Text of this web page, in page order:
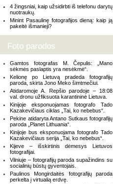
4 žingsniai, kaip užsidirbti iš telefonu darytų
nuotraukų.
Minint Pasaulinę fotografijos dieną: kaip ją
pakeitė išmanieji?
Foto parodos
Gamtos fotografas M. Čepulis: „Mano
sėkmės paslaptis yra nesėkmė“.
Kelionę po Lietuvą pradeda fotografijų
paroda, skirta Jono Meko šimtmečiui.
Atidaromoje A. Repšio parodoje – 18:08
val. dronu užfiksuota karantininė Lietuva.
Kinijoje eksponuojamas fotografo Tado
Kazakevičiaus ciklas „Tai, ko nebebus“.
Pekine atidaryta Antano Sutkaus fotografijų
paroda „Planet Lithuania“.
Kinijoje bus eksponuojama fotografo Tado
Kazakevičiaus serija „Tai, ko nebebus“.
Kijeve – išskirtinis dėmesys Lietuvos
fotografijai.
Vilniuje – fotografijų paroda supažindins su
socialinių būstų gyventojais.
Paulinos Mongirdaitės fotografijų paroda
perkelta į virtualią erdvę.